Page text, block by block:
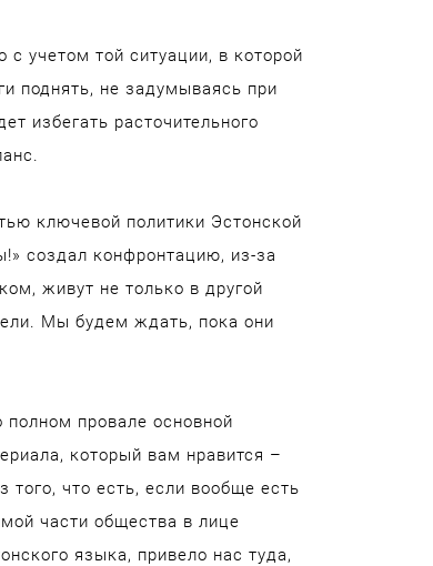
учетом той ситуации, в которой
поднять, не задумываясь при
избегать расточительного
ключевой политики Эстонской
создал конфронтацию, из-за
живут не только в другой
Мы будем ждать, пока они
полном провале основной
который вам нравится –
того, что есть, если вообще есть
части общества в лице
языка, привело нас туда,